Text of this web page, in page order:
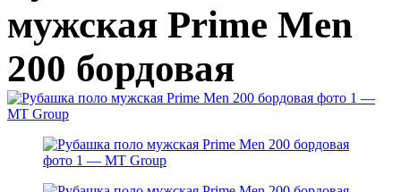
мужская Prime Men
200 бордовая